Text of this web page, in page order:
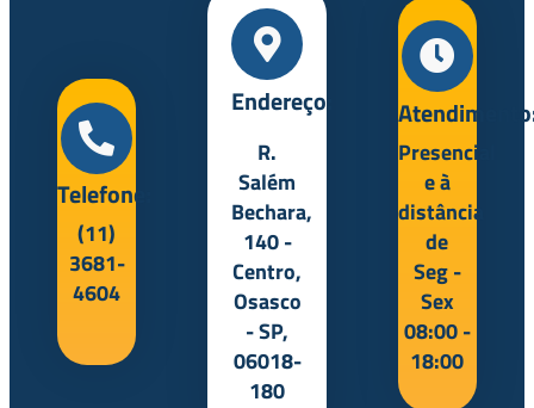
Telefone:
(11)
3681-
4604
Endereço:
R.
Salém
Bechara,
140 -
Centro,
Osasco
- SP,
06018-
180
Presencial
e à
distância
de
Seg -
Sex
08:00 -
18:00